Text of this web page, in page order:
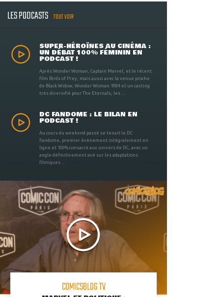
LES PODCASTS TOUT VOIR
SUPER-HÉROÏNES AU CINÉMA :
UN DÉBAT 100% FÉMININ EN
PODCAST !
Après Wonder Woman, Captain Marvel, et le récent
film Birds of Prey, mais aussi avec la venue proche
de Black Widow, Wonder Woman 1984 et un casting
très diversifié pour The Eternals, les ...
DC FANDOME : LE BILAN EN
PODCAST !
Au cours du weekend passé se tenait le DC
Fandome, premier évènement intégralement en
ligne et 100% consacré aux univers de DC, avec un
angle définitivement axé sur les adaptations
filmiques ...
COMICSBLOG TV